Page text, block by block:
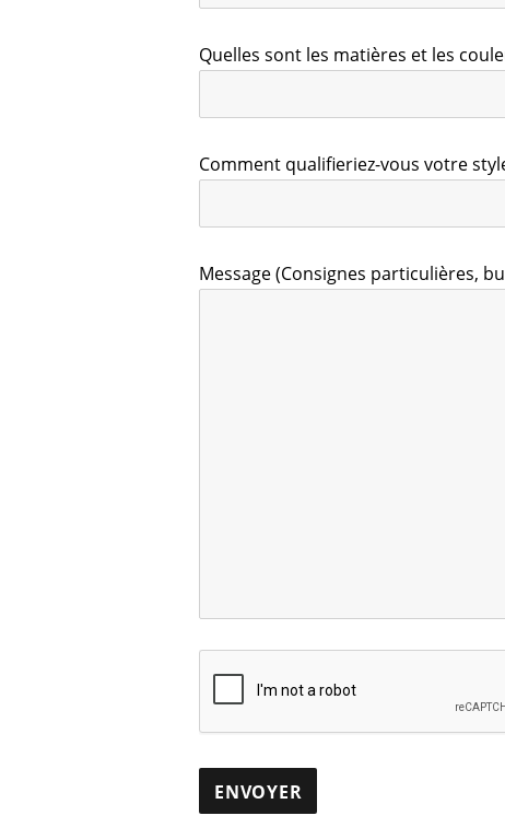
Quelles sont les matières et les
Comment qualifieriez-vous votre
Message (Consignes particulières,